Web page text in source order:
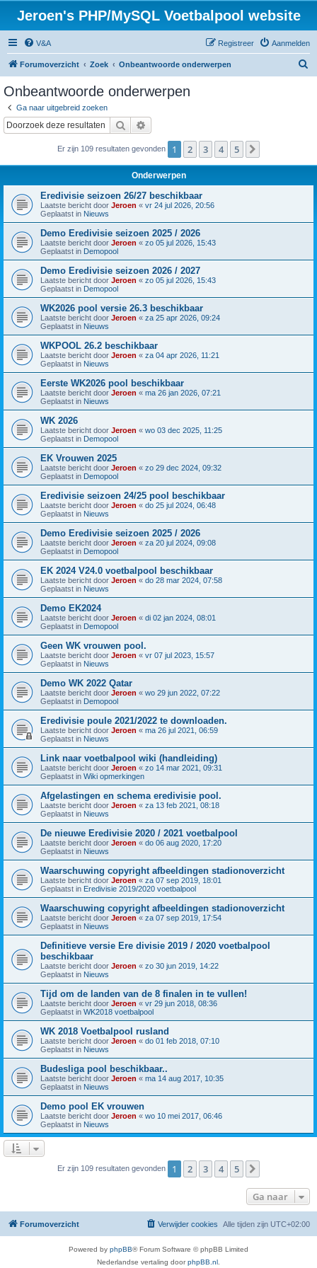
Jeroen's PHP/MySQL Voetbalpool website
V&A Aanmelden
Registreer
Forumoverzicht Zoek Onbeantwoorde onderwerpen
Onbeantwoorde onderwerpen
Ga naar uitgebreid zoeken
Zoek
Er zijn 109 resultaten gevonden 1 2 3 4 5
Onderwerpen
Eredivisie seizoen 26/27 beschikbaar
Laatste bericht door Jeroen « vr 24 jul 2026, 20:56
Geplaatst in Nieuws
Demo Eredivisie seizoen 2025 / 2026
Laatste bericht door Jeroen « zo 05 jul 2026, 15:43
Geplaatst in Demopool
Demo Eredivisie seizoen 2026 / 2027
Laatste bericht door Jeroen « zo 05 jul 2026, 15:43
Geplaatst in Demopool
WK2026 pool versie 26.3 beschikbaar
Laatste bericht door Jeroen « za 25 apr 2026, 09:24
Geplaatst in Nieuws
WKPOOL 26.2 beschikbaar
Laatste bericht door Jeroen « za 04 apr 2026, 11:21
Geplaatst in Nieuws
Eerste WK2026 pool beschikbaar
Laatste bericht door Jeroen « ma 26 jan 2026, 07:21
Geplaatst in Nieuws
WK 2026
Laatste bericht door Jeroen « wo 03 dec 2025, 11:25
Geplaatst in Demopool
EK Vrouwen 2025
Laatste bericht door Jeroen « zo 29 dec 2024, 09:32
Geplaatst in Demopool
Eredivisie seizoen 24/25 pool beschikbaar
Laatste bericht door Jeroen « do 25 jul 2024, 06:48
Geplaatst in Nieuws
Demo Eredivisie seizoen 2025 / 2026
Laatste bericht door Jeroen « za 20 jul 2024, 09:08
Geplaatst in Demopool
EK 2024 V24.0 voetbalpool beschikbaar
Laatste bericht door Jeroen « do 28 mar 2024, 07:58
Geplaatst in Nieuws
Demo EK2024
Laatste bericht door Jeroen « di 02 jan 2024, 08:01
Geplaatst in Demopool
Geen WK vrouwen pool.
Laatste bericht door Jeroen « vr 07 jul 2023, 15:57
Geplaatst in Nieuws
Demo WK 2022 Qatar
Laatste bericht door Jeroen « wo 29 jun 2022, 07:22
Geplaatst in Demopool
Eredivisie poule 2021/2022 te downloaden.
Laatste bericht door Jeroen « ma 26 jul 2021, 06:59
Geplaatst in Nieuws
Link naar voetbalpool wiki (handleiding)
Laatste bericht door Jeroen « zo 14 mar 2021, 09:31
Geplaatst in Wiki opmerkingen
Afgelastingen en schema eredivisie pool.
Laatste bericht door Jeroen « za 13 feb 2021, 08:18
Geplaatst in Nieuws
De nieuwe Eredivisie 2020 / 2021 voetbalpool
Laatste bericht door Jeroen « do 06 aug 2020, 17:20
Geplaatst in Nieuws
Waarschuwing copyright afbeeldingen stadionoverzicht
Laatste bericht door Jeroen « za 07 sep 2019, 18:01
Geplaatst in Eredivisie 2019/2020 voetbalpool
Waarschuwing copyright afbeeldingen stadionoverzicht
Laatste bericht door Jeroen « za 07 sep 2019, 17:54
Geplaatst in Nieuws
Definitieve versie Ere divisie 2019 / 2020 voetbalpool
beschikbaar
Laatste bericht door Jeroen « zo 30 jun 2019, 14:22
Geplaatst in Nieuws
Tijd om de landen van de 8 finalen in te vullen!
Laatste bericht door Jeroen « vr 29 jun 2018, 08:36
Geplaatst in WK2018 voetbalpool
WK 2018 Voetbalpool rusland
Laatste bericht door Jeroen « do 01 feb 2018, 07:10
Geplaatst in Nieuws
Budesliga pool beschikbaar..
Laatste bericht door Jeroen « ma 14 aug 2017, 10:35
Geplaatst in Nieuws
Demo pool EK vrouwen
Laatste bericht door Jeroen « wo 10 mei 2017, 06:46
Geplaatst in Nieuws
Er zijn 109 resultaten gevonden 1 2 3 4 5
Ga naar
Forumoverzicht Alle tijden zijn UTC+02:00
Verwijder cookies
Powered by phpBB® Forum Software © phpBB Limited
Nederlandse vertaling doorphpBB.nl